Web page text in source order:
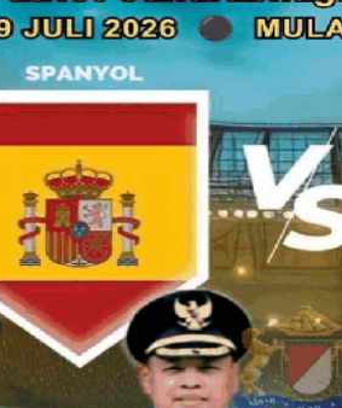
Untuk memperjelas duduk
Ketua DPR (2004-2009), di
Berikut wawancara lengkap
Sudah dengar, kursi DPR
Mahkamah Konstitusi?
Ya kita tunggu sajalah keputusan
penetapan kursi, penetapan
Dalam pandangan Anda, apakah
kewenangannya?